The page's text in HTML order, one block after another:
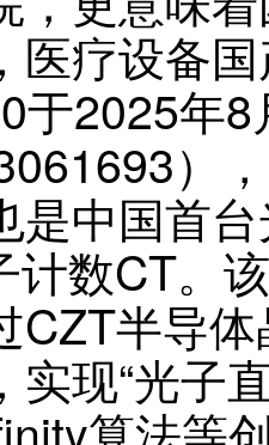
医疗设备
于2025年
）
是中国首
计数CT。
CZT半导
现“光子